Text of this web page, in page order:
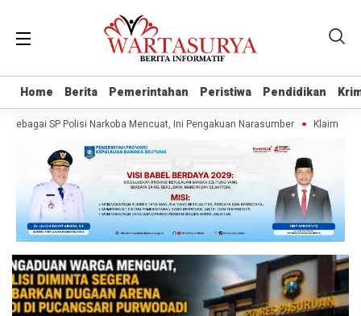
Home Berita Pemerintahan Peristiwa Pendidikan
Home Berita Pemerintahan Peristiwa Pendidikan
SP Polisi Narkoba Mencuat, Ini Pengakuan Narasumber Klaim